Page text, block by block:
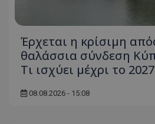
Έρχεται η κρίσιμη
θαλάσσια σύνδεση
Τι ισχύει μέχρι το 2027
08.08.2026 - 15:08